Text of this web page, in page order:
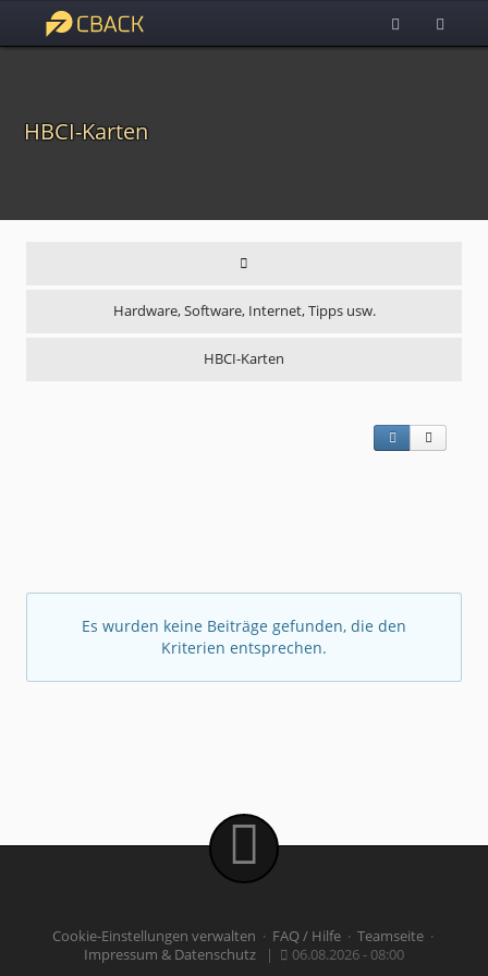
HBCI-Karten
Hardware, Software, Internet, Tipps usw.
HBCI-Karten
Es wurden keine Beiträge gefunden, die den
Kriterien entsprechen.
Cookie-Einstellungen verwalten · FAQ / Hilfe· Teamseite·
Impressum & Datenschutz | 06.08.2026 - 08:00